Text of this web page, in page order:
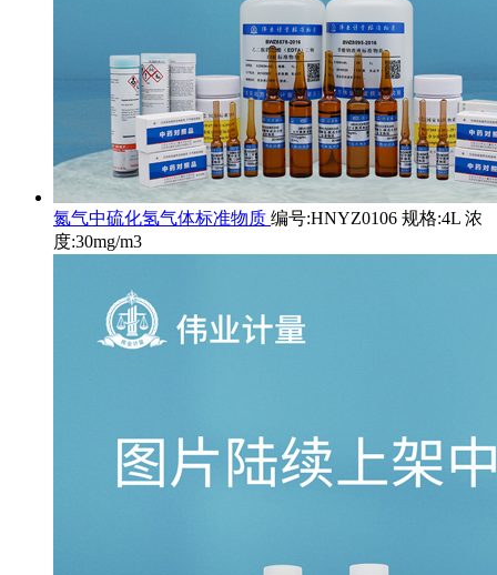
氮气中硫化氢气体标准物质 编号:HNYZ0106 规格:4L 浓
度:30mg/m3